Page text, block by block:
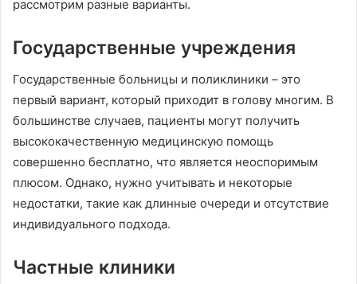
рассмотрим разные варианты.
Государственные учреждения
Государственные больницы и поликлиники – это
первый вариант, который приходит в голову многим. В
большинстве случаев, пациенты могут получить
высококачественную медицинскую помощь
совершенно бесплатно, что является неоспоримым
плюсом. Однако, нужно учитывать и некоторые
недостатки, такие как длинные очереди и отсутствие
индивидуального подхода.
Частные клиники